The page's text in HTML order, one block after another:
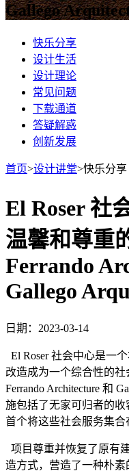
Gallego
快乐分享
设计生活
设计理论
常见问题
下载通道
答疑解惑
创新发展
首页>设计讲堂>快乐分享
El Roser 社
温馨和尊重
Ferrando
Gallego
日期：2023-03-14
El Roser 社会中心是一
改造成为一个综合性的社
Ferrando Architecture 和
施包括了无家可归者的
首个将这些社会服务集合
项目尊重并恢复了原有
造方式，营造了一种朴